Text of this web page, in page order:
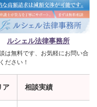
ルシェル法律事務所
は無料です、お気軽にお問い合
ださい！
ア 相談実績